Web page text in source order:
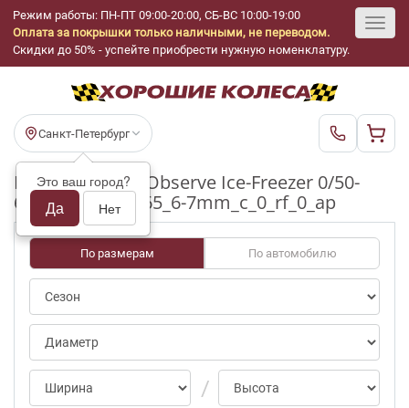
Режим работы: ПН-ПТ 09:00-20:00, СБ-ВС 10:00-19:00
Оплата за покрышки только наличными, не переводом.
Скидки до 50% - успейте приобрести нужную номенклатуру.
Санкт-Петербург
Это ваш город?
Да Нет
Шины бу Toyo Observe Ice-Freezer 0/50-
69pct R16_215_65_6-7mm_c_0_rf_0_ap
По размерам По автомобилю